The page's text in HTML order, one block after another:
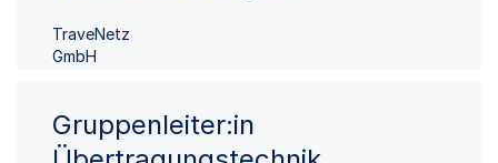
TraveNetz
GmbH
Gruppenleiter:in